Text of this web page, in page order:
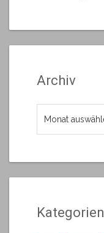
Archiv
Kategorien